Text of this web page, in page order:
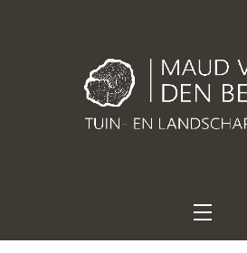
Tuin- en